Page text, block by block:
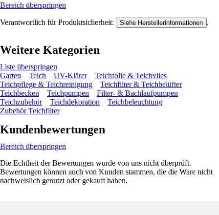
Bereich überspringen
Verantwortlich für Produktsicherheit: Siehe Herstellerinformationen .
Weitere Kategorien
Liste überspringen
Garten
Teich UV-Klärer
Teichfolie & Teichvlies
Teichpflege & Teichreinigung
Teichfilter & Teichbelüfter
Teichbecken
Teichpumpen
Filter- & Bachlaufpumpen
Teichzubehör
Teichdekoration
Teichbeleuchtung
Zubehör Teichfilter
Kundenbewertungen
Bereich überspringen
Die Echtheit der Bewertungen wurde von uns nicht überprüft.
Bewertungen können auch von Kunden stammen, die die Ware nicht
nachweislich genutzt oder gekauft haben.